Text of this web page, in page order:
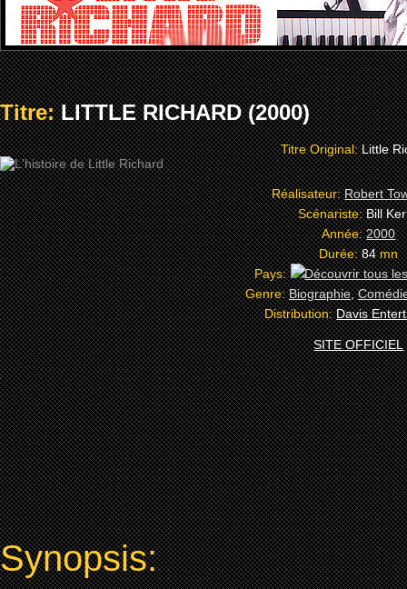
Titre:LITTLE RICHARD (2000)
Titre Original:Little
Réalisateur:Robert
Scénariste:Bill
Année:2000
Durée:84mn
Pays:
Genre:Biographie,
Distribution:Davis
SITE OFFICIEL
Synopsis: